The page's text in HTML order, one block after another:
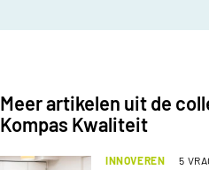
Meer artikelen uit de
Kompas Kwaliteit
INNOVEREN 5